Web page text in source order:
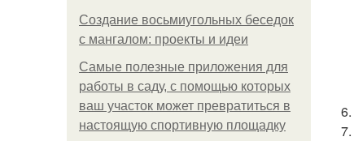
Создание восьмиугольных беседок
с мангалом: проекты и идеи
Самые полезные приложения для
работы в саду, с помощью которых
ваш участок может превратиться в
настоящую спортивную площадку